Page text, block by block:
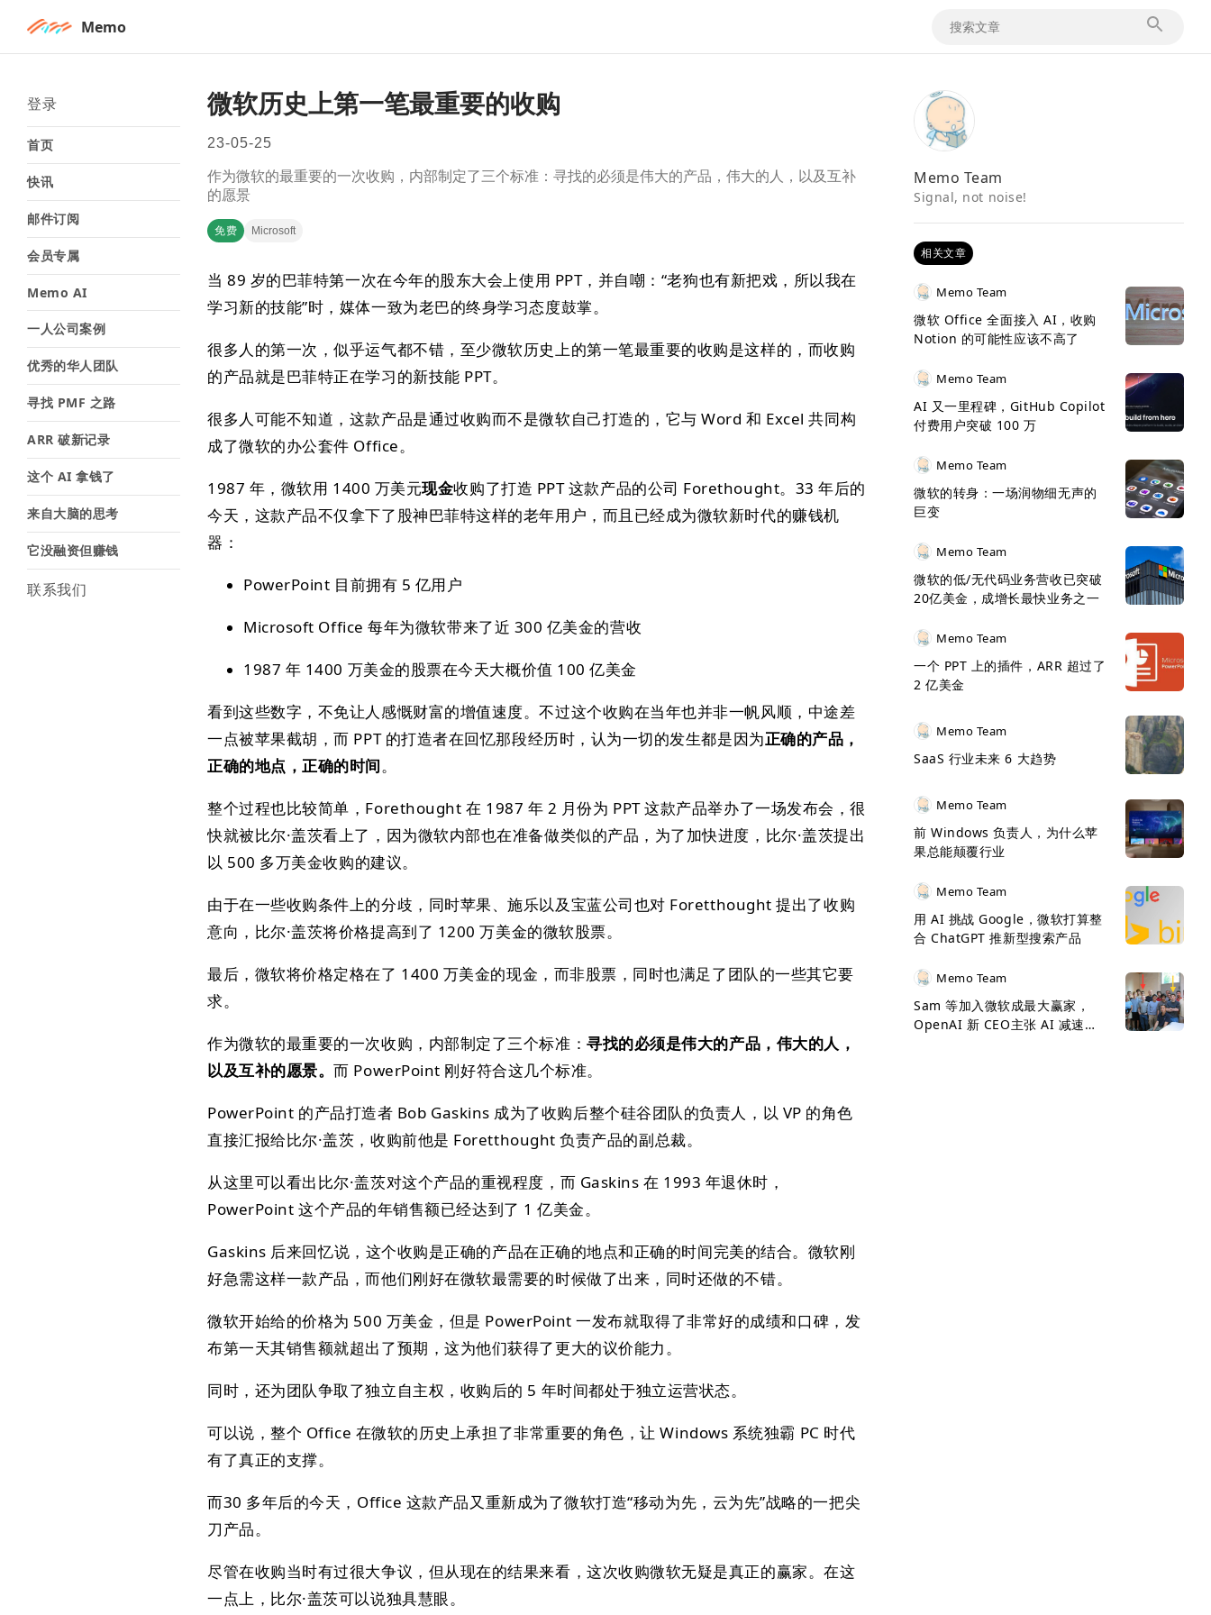
Memo
登录
首页
快讯
邮件订阅
会员专属
Memo AI
一人公司案例
优秀的华人团队
寻找 PMF 之路
ARR 破新记录
这个 AI 拿钱了
来自大脑的思考
它没融资但赚钱
联系我们
微软历史上第一笔最重要的收购
23-05-25
作为微软的最重要的一次收购，内部制定了三个标准：寻找的必须是伟大的产品，伟大的人，以及互补
的愿景
免费 Microsoft
当 89 岁的巴菲特第一次在今年的股东大会上使用 PPT，并自嘲：“老狗也有新把戏，所以我在
学习新的技能”时，媒体一致为老巴的终身学习态度鼓掌。
很多人的第一次，似乎运气都不错，至少微软历史上的第一笔最重要的收购是这样的，而收购
的产品就是巴菲特正在学习的新技能 PPT。
很多人可能不知道，这款产品是通过收购而不是微软自己打造的，它与 Word 和 Excel 共同构
成了微软的办公套件 Office。
1987 年，微软用 1400 万美元现金收购了打造 PPT 这款产品的公司 Forethought。33 年后的
今天，这款产品不仅拿下了股神巴菲特这样的老年用户，而且已经成为微软新时代的赚钱机
器：
PowerPoint 目前拥有 5 亿用户
Microsoft Office 每年为微软带来了近 300 亿美金的营收
1987 年 1400 万美金的股票在今天大概价值 100 亿美金
看到这些数字，不免让人感慨财富的增值速度。不过这个收购在当年也并非一帆风顺，中途差
一点被苹果截胡，而 PPT 的打造者在回忆那段经历时，认为一切的发生都是因为正确的产品，
正确的地点，正确的时间。
整个过程也比较简单，Forethought 在 1987 年 2 月份为 PPT 这款产品举办了一场发布会，很
快就被比尔·盖茨看上了，因为微软内部也在准备做类似的产品，为了加快进度，比尔·盖茨提出
以 500 多万美金收购的建议。
由于在一些收购条件上的分歧，同时苹果、施乐以及宝蓝公司也对 Foretthought 提出了收购
意向，比尔·盖茨将价格提高到了 1200 万美金的微软股票。
最后，微软将价格定格在了 1400 万美金的现金，而非股票，同时也满足了团队的一些其它要
求。
作为微软的最重要的一次收购，内部制定了三个标准：寻找的必须是伟大的产品，伟大的人，
以及互补的愿景。而 PowerPoint 刚好符合这几个标准。
PowerPoint 的产品打造者 Bob Gaskins 成为了收购后整个硅谷团队的负责人，以 VP 的角色
直接汇报给比尔·盖茨，收购前他是 Foretthought 负责产品的副总裁。
从这里可以看出比尔·盖茨对这个产品的重视程度，而 Gaskins 在 1993 年退休时，
PowerPoint 这个产品的年销售额已经达到了 1 亿美金。
Gaskins 后来回忆说，这个收购是正确的产品在正确的地点和正确的时间完美的结合。微软刚
好急需这样一款产品，而他们刚好在微软最需要的时候做了出来，同时还做的不错。
微软开始给的价格为 500 万美金，但是 PowerPoint 一发布就取得了非常好的成绩和口碑，发
布第一天其销售额就超出了预期，这为他们获得了更大的议价能力。
同时，还为团队争取了独立自主权，收购后的 5 年时间都处于独立运营状态。
可以说，整个 Office 在微软的历史上承担了非常重要的角色，让 Windows 系统独霸 PC 时代
有了真正的支撑。
而30 多年后的今天，Office 这款产品又重新成为了微软打造“移动为先，云为先”战略的一把尖
刀产品。
尽管在收购当时有过很大争议，但从现在的结果来看，这次收购微软无疑是真正的赢家。在这
一点上，比尔·盖茨可以说独具慧眼。
Memo Team
Signal, not noise!
相关文章
Memo Team
微软 Office 全面接入 AI，收购
Notion 的可能性应该不高了
Memo Team
AI 又一里程碑，GitHub Copilot
付费用户突破 100 万
Memo Team
微软的转身：一场润物细无声的
巨变
Memo Team
微软的低/无代码业务营收已突破
20亿美金，成增长最快业务之一
Memo Team
一个 PPT 上的插件，ARR 超过了
2 亿美金
Memo Team
SaaS 行业未来 6 大趋势
Memo Team
前 Windows 负责人，为什么苹
果总能颠覆行业
Memo Team
用 AI 挑战 Google，微软打算整
合 ChatGPT 推新型搜索产品
Memo Team
Sam 等加入微软成最大赢家，
OpenAI 新 CEO主张 AI 减速发